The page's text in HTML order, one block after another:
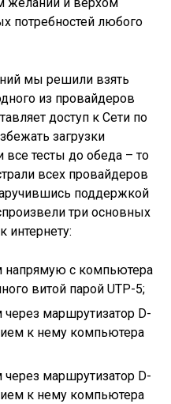
желаний и верхом
потребностей любого
мы решили взять
из провайдеров
доступ к Сети по
загрузки
тесты до обеда – то
всех провайдеров
поддержкой
три основных
интернету:
напрямую с компьютера
витой парой UTP-5;
маршрутизатор D-
к нему компьютера
маршрутизатор D-
к нему компьютера